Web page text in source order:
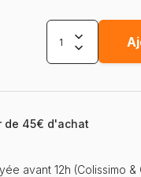
de 45€ d'achat
avant 12h (Colissimo &